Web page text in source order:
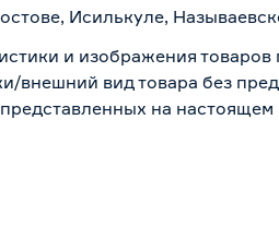
Исилькуле,
и изображения
внешний вид товара без
на настоящем